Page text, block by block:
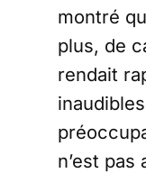
montré
plus, de
rendait
n’est pas